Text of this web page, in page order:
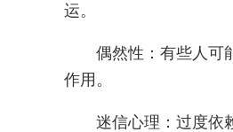
运。
偶然性：有些人可
作用。
迷信心理：过度依